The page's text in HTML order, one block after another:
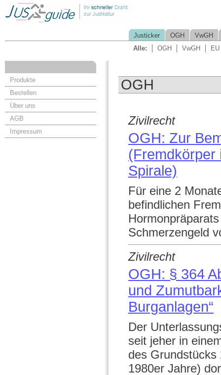
Justicker OGH
VwGH
Alle:
OGH VwGH EU
Produkte
Bestellen
Über uns
AGB
Impressum
OGH
Zivilrecht
OGH: Zur
(Fremdkörper
Spirale)
Für eine 2
befindlichen
Schmerzengeld
Zivilrecht
OGH: § 364
und
Burganlagen“
Der
seit jeher in
des Grundstücks
1980er Jahre)